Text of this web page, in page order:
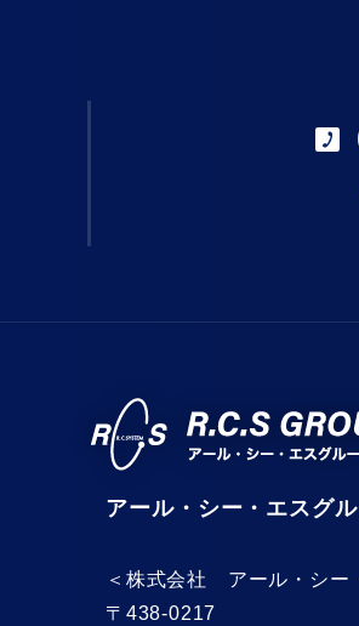
アール・シー・エスグ
＜株式会社 アール・シー
〒438-0217